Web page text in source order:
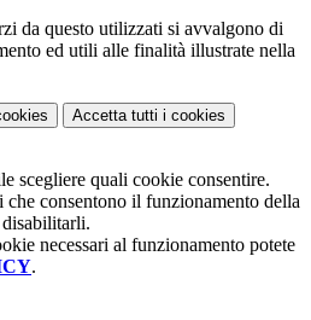
da questo utilizzati si avvalgono di
ed utili alle finalità illustrate nella
Accetta tutti i cookies
scegliere quali cookie consentire.
consentono il funzionamento della
necessari al funzionamento potete
.